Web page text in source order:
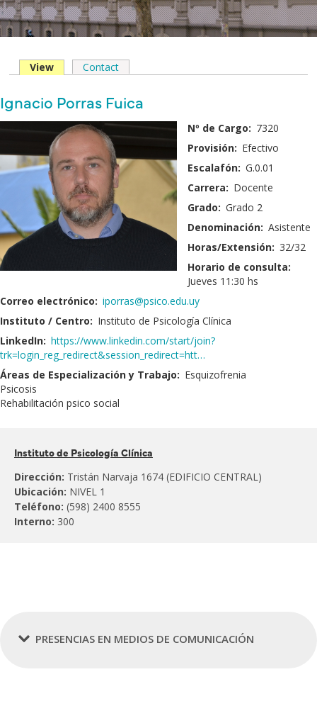
Solapas
principales
View (solapaContact
Nombre
y
Apellido:
Ignacio Porras Fuica
Nº de Cargo: 7320
Provisión: Efectivo
Escalafón: G.0.01
Carrera: Docente
Grado: Grado 2
Denominación: Asistente
Horas/Extensión: 32/32
Horario de consulta:
Jueves 11:30 hs
Correo electrónico: iporras@psico.edu.uy
Instituto / Centro: Instituto de Psicología Clínica
LinkedIn: https://www.linkedin.com/start/join?
trk=login_reg_redirect&session_redirect=htt…
Áreas de Especialización y Trabajo: Esquizofrenia
Psicosis
Rehabilitación psico social
al:
Instituto de Psicología Clínica
Dirección: Tristán Narvaja 1674 (EDIFICIO CENTRAL)
Ubicación: NIVEL 1
Teléfono: (598) 2400 8555
Interno: 300
PRESENCIAS EN MEDIOS DE COMUNICACIÓN